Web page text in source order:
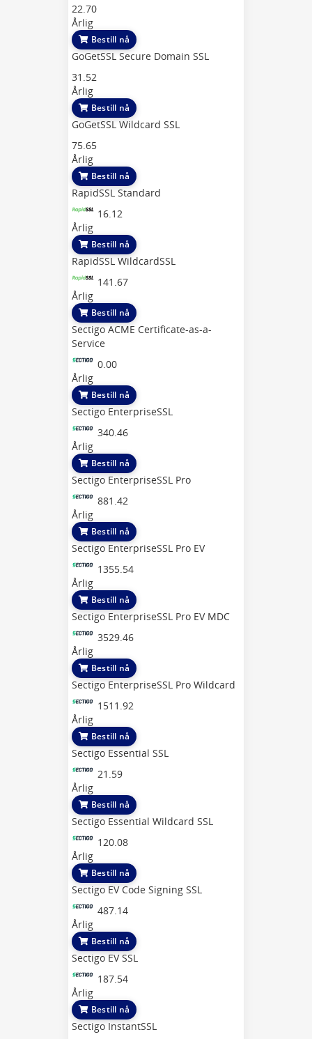
22.70
Årlig
Bestill nå
GoGetSSL Secure Domain SSL
31.52
Årlig
Bestill nå
GoGetSSL Wildcard SSL
75.65
Årlig
Bestill nå
RapidSSL Standard
16.12
Årlig
Bestill nå
RapidSSL WildcardSSL
141.67
Årlig
Bestill nå
Sectigo ACME Certificate-as-a-
Service
0.00
Årlig
Bestill nå
Sectigo EnterpriseSSL
340.46
Årlig
Bestill nå
Sectigo EnterpriseSSL Pro
881.42
Årlig
Bestill nå
Sectigo EnterpriseSSL Pro EV
1355.54
Årlig
Bestill nå
Sectigo EnterpriseSSL Pro EV MDC
3529.46
Årlig
Bestill nå
Sectigo EnterpriseSSL Pro Wildcard
1511.92
Årlig
Bestill nå
Sectigo Essential SSL
21.59
Årlig
Bestill nå
Sectigo Essential Wildcard SSL
120.08
Årlig
Bestill nå
Sectigo EV Code Signing SSL
487.14
Årlig
Bestill nå
Sectigo EV SSL
187.54
Årlig
Bestill nå
Sectigo InstantSSL